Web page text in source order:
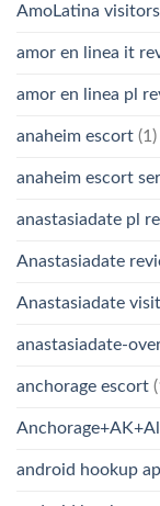
AmoLatina visitors
amor en linea it
amor en linea pl
anaheim escort (1)
anaheim escort
anastasiadate pl
Anastasiadate
Anastasiadate
anastasiadate-
anchorage escort
android hookup